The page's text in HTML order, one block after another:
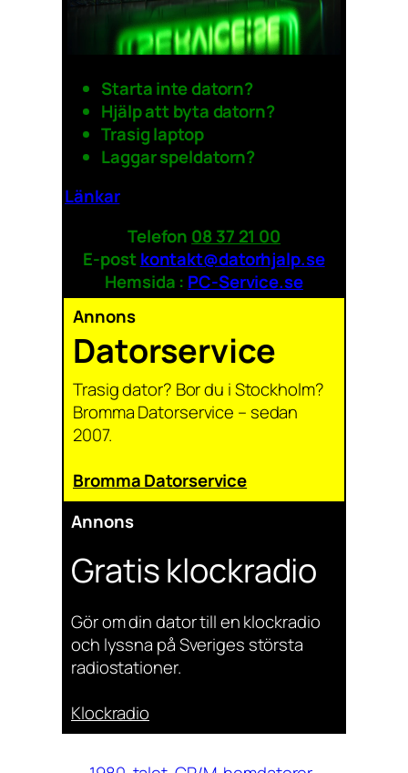
Starta inte datorn?
Hjälp att byta datorn?
Trasig laptop
Laggar speldatorn?
Länkar
Telefon 08 37 21 00
E-post kontakt@datorhjalp.se
Hemsida : PC-Service.se
Annons
Datorservice
Trasig dator? Bor du i Stockholm?
Bromma Datorservice – sedan
2007.
Bromma Datorservice
Annons
Gratis klockradio
Gör om din dator till en klockradio
och lyssna på Sveriges största
radiostationer.
Klockradio